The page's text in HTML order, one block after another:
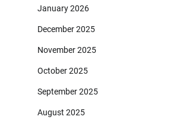
January 2026
December 2025
November 2025
October 2025
September 2025
August 2025